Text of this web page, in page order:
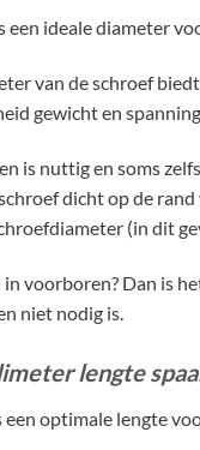
een ideale diameter
van de schroef
gewicht en
is nuttig en soms
dicht op de
(in dit
in voorboren? Dan is
niet nodig is.
lengte
een optimale lengte